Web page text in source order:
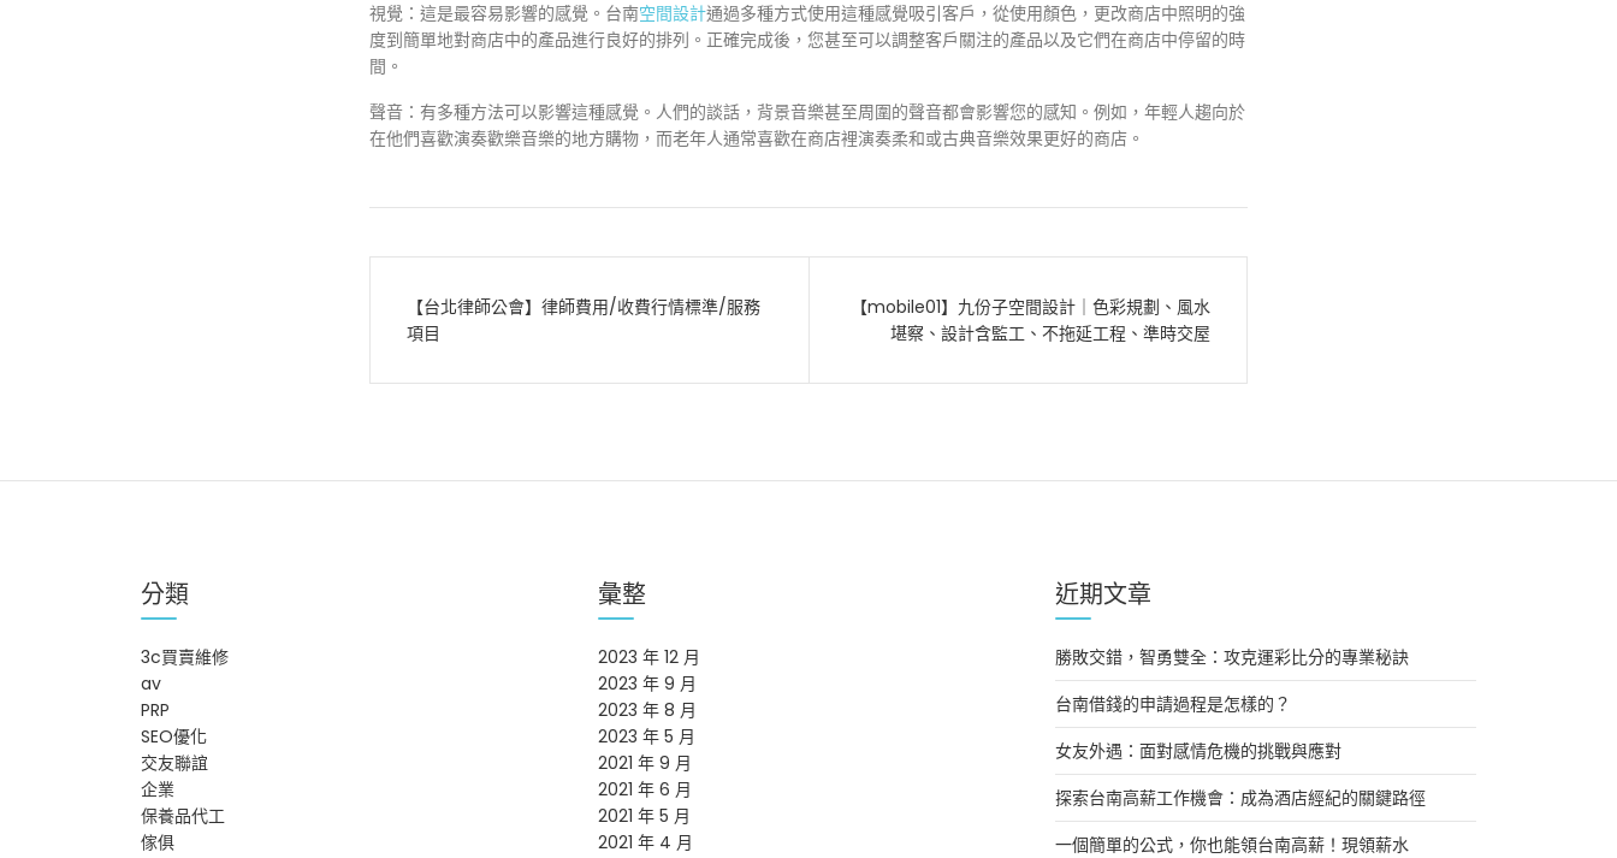
視覺：這是最容易影響的感覺。台南空間設計通過多種方式使用這種感覺吸引客戶，從使用顏色，更改商店中照明的強
度到簡單地對商店中的產品進行良好的排列。正確完成後，您甚至可以調整客戶關注的產品以及它們在商店中停留的時
間。
聲音：有多種方法可以影響這種感覺。人們的談話，背景音樂甚至周圍的聲音都會影響您的感知。例如，年輕人趨向於
在他們喜歡演奏歡樂音樂的地方購物，而老年人通常喜歡在商店裡演奏柔和或古典音樂效果更好的商店。
導
【台北律師公會】律師費用/收費行情標準/服務
項目
【mobile01】九份子空間設計｜色彩規劃、風水
堪察、設計含監工、不拖延工程、準時交屋
分類
3c買賣維修
av
PRP
SEO優化
交友聯誼
企業
保養品代工
傢俱
彙整
2023 年 12 月
2023 年 9 月
2023 年 8 月
2023 年 5 月
2021 年 9 月
2021 年 6 月
2021 年 5 月
2021 年 4 月
近期文章
勝敗交錯，智勇雙全：攻克運彩比分的專業秘訣
台南借錢的申請過程是怎樣的？
女友外遇：面對感情危機的挑戰與應對
探索台南高薪工作機會：成為酒店經紀的關鍵路徑
一個簡單的公式，你也能領台南高薪！現領薪水